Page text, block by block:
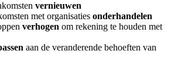
vernieuwen
met organisaties onderhandelen
verhogen om rekening te houden met
aan de veranderende behoeften van